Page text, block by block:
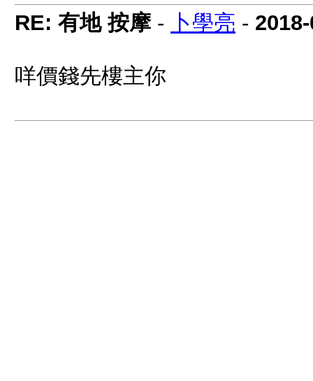
RE: 有地 按摩- 卜學亮 -
咩價錢先樓主你